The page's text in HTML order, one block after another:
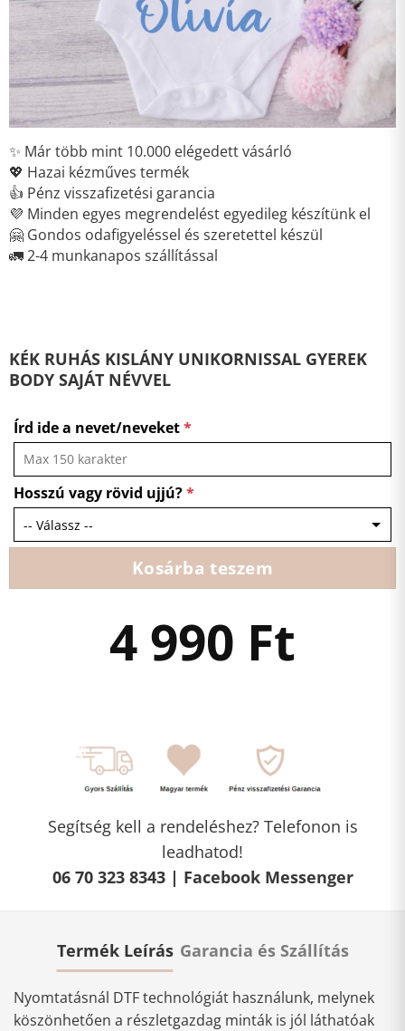
✨ Már több mint 10.000 elégedett vásárló
💖 Hazai kézműves termék
👍 Pénz visszafizetési garancia
💜 Minden egyes megrendelést egyedileg készítünk el
🤗 Gondos odafigyeléssel és szeretettel készül
🚛 2-4 munkanapos szállítással
KÉK RUHÁS KISLÁNY UNIKORNISSAL GYEREK
BODY SAJÁT NÉVVEL
Írd ide a nevet/neveket*
Hosszú vagy rövid ujjú?*
Kosárba teszem
4 990 Ft
Segítség kell a rendeléshez? Telefonon is
leadhatod!
06 70 323 8343 | Facebook Messenger
Termék Leírás Garancia és Szállítás
Nyomtatásnál DTF technológiát használunk, melynek
köszönhetően a részletgazdag minták is jól láthatóak